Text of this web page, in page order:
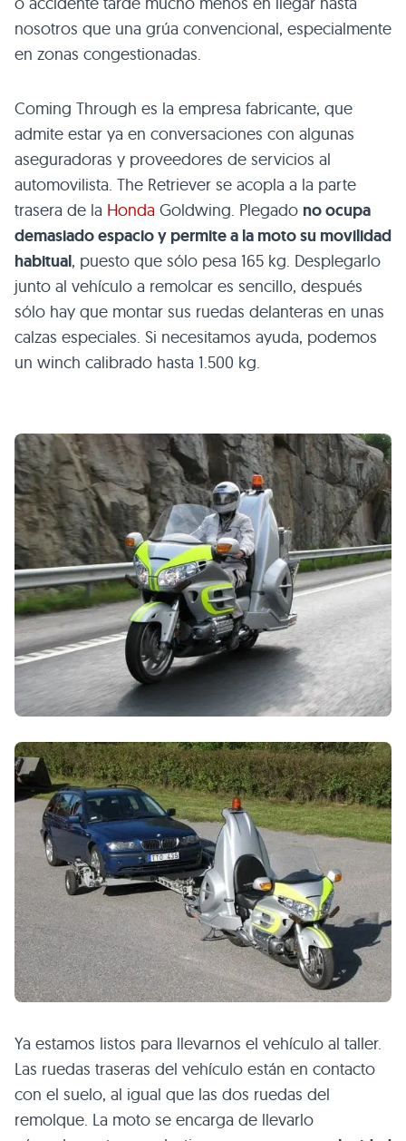
nosotros que una grúa convencional, especialmente
en zonas congestionadas.
Coming Through es la empresa fabricante, que
admite estar ya en conversaciones con algunas
aseguradoras y proveedores de servicios al
automovilista. The Retriever se acopla a la parte
trasera de la Honda Goldwing. Plegado no ocupa
demasiado espacio y permite a la moto su movilidad
habitual, puesto que sólo pesa 165 kg. Desplegarlo
junto al vehículo a remolcar es sencillo, después
sólo hay que montar sus ruedas delanteras en unas
calzas especiales. Si necesitamos ayuda, podemos
un winch calibrado hasta 1.500 kg.
Ya estamos listos para llevarnos el vehículo al taller.
Las ruedas traseras del vehículo están en contacto
con el suelo, al igual que las dos ruedas del
remolque. La moto se encarga de llevarlo